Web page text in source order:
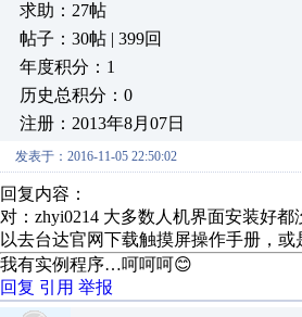
求助：27帖
帖子：30帖 | 399回
年度积分：1
历史总积分：0
注册：2013年8月07日
发表于：2016-11-05 22:50:02
回复内容：
对：zhyi0214 大多数人机界面安装好
以去台达官网下载触摸屏操作手册，
我有实例程序…呵呵呵😊
回复 引用 举报